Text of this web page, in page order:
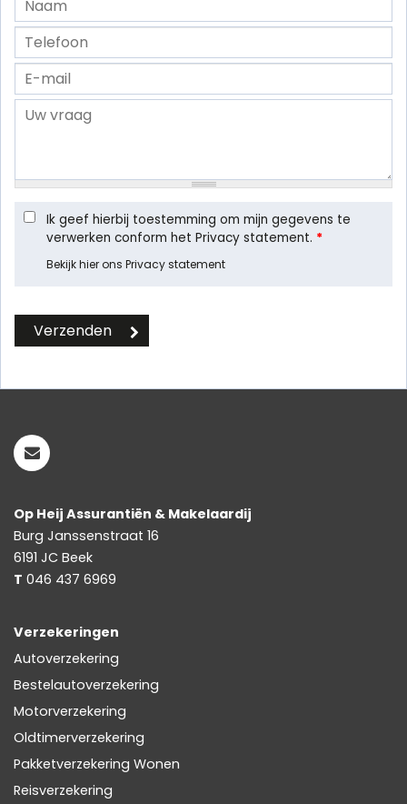
Ik geef hierbij toestemming om mijn gegevens te
verwerken conform het Privacy statement. *
Bekijk hier ons Privacy statement
Op Heij Assurantiën & Makelaardij
Burg Janssenstraat 16
6191 JC Beek
T 046 437 6969
Verzekeringen
Autoverzekering
Bestelautoverzekering
Motorverzekering
Oldtimerverzekering
Pakketverzekering Wonen
Reisverzekering